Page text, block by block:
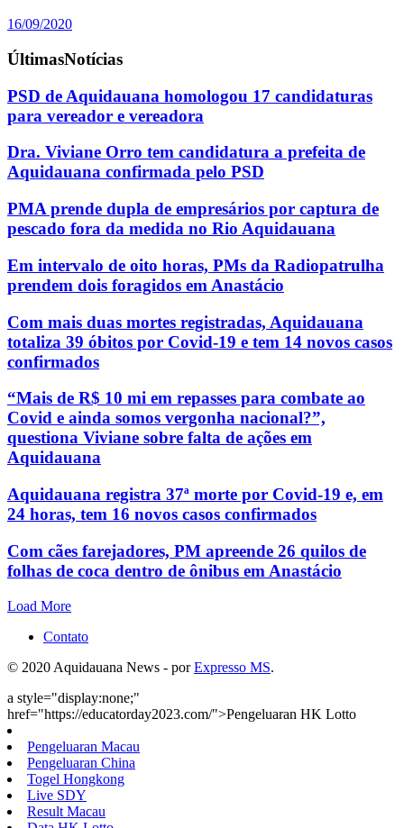
16/09/2020
ÚltimasNotícias
PSD de Aquidauana homologou 17 candidaturas
para vereador e vereadora
Dra. Viviane Orro tem candidatura a prefeita de
Aquidauana confirmada pelo PSD
PMA prende dupla de empresários por captura de
pescado fora da medida no Rio Aquidauana
Em intervalo de oito horas, PMs da Radiopatrulha
prendem dois foragidos em Anastácio
Com mais duas mortes registradas, Aquidauana
totaliza 39 óbitos por Covid-19 e tem 14 novos casos
confirmados
“Mais de R$ 10 mi em repasses para combate ao
Covid e ainda somos vergonha nacional?”,
questiona Viviane sobre falta de ações em
Aquidauana
Aquidauana registra 37ª morte por Covid-19 e, em
24 horas, tem 16 novos casos confirmados
Com cães farejadores, PM apreende 26 quilos de
folhas de coca dentro de ônibus em Anastácio
Load More
Contato
© 2020 Aquidauana News - porExpresso MS.
a style="display:none;"
href="https://educatorday2023.com/">Pengeluaran HK Lotto
Pengeluaran Macau
Pengeluaran China
Togel Hongkong
Live SDY
Result Macau